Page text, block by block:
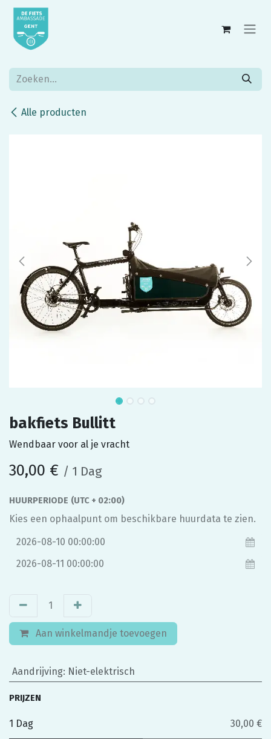
Overslaan naar inhoud
Alle producten
bakfiets Bullitt
Wendbaar voor al je vracht
30,00 € / 1 Dag
HUURPERIODE (UTC + 02:00)
Kies een ophaalpunt om beschikbare huurdata te zien.
Aan winkelmandje toevoegen
Aandrijving: Niet-elektrisch
PRIJZEN
1 Dag 30,00 €